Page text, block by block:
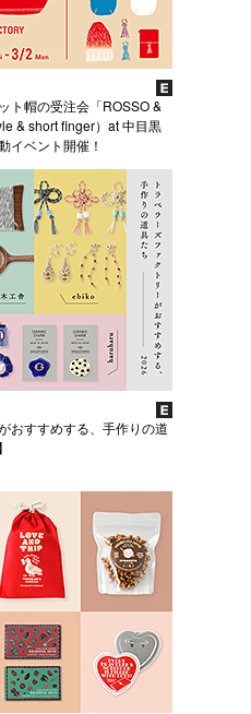
ト帽の受注会「ROSSO &
& short finger）at 中目黒
イベント開催！
おすすめする、手作りの道